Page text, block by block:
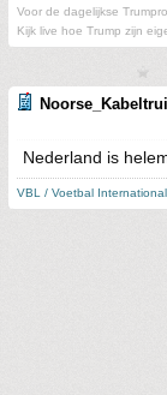
Voor de dagelijkse
Kijk live hoe Trump zijn
Noorse_Kabeltrui
Nederland is
VBL / Voetbal